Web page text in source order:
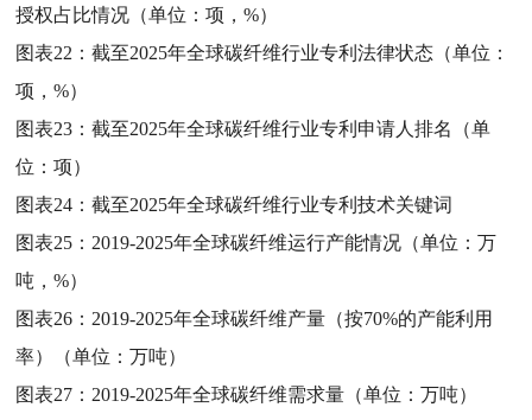
授权占比情况（单位：项，%）
图表22：截至2025年全球碳纤维行业专利法律状态（单位：
项，%）
图表23：截至2025年全球碳纤维行业专利申请人排名（单
位：项）
图表24：截至2025年全球碳纤维行业专利技术关键词
图表25： 2019-2025年全球碳纤维运行产能情况（单位：万
吨，%）
图表26： 2019-2025年全球碳纤维产量（按70%的产能利用
率）（单位：万吨）
图表27： 2019-2025年全球碳纤维需求量（单位：万吨）